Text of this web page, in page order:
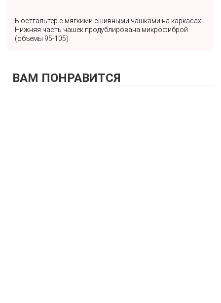
Бюстгальтер с мягкими сшивными чашками на каркасах.
Нижняя часть чашек продублирована микрофиброй.
(объемы 95-105)
ВАМ ПОНРАВИТСЯ